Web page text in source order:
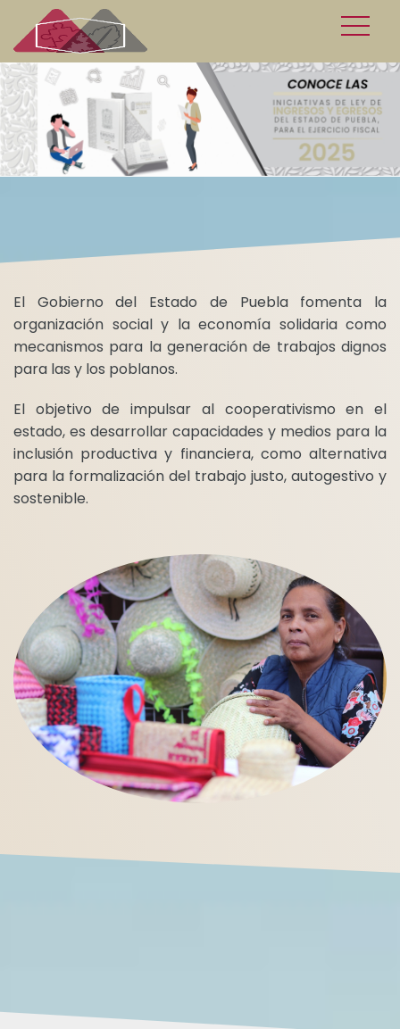
El Gobierno del Estado de Puebla fomenta la
organización social y la economía solidaria como
mecanismos para la generación de trabajos dignos
para las y los poblanos.
El objetivo de impulsar al cooperativismo en el
estado, es desarrollar capacidades y medios para la
inclusión productiva y financiera, como alternativa
para la formalización del trabajo justo, autogestivo y
sostenible.